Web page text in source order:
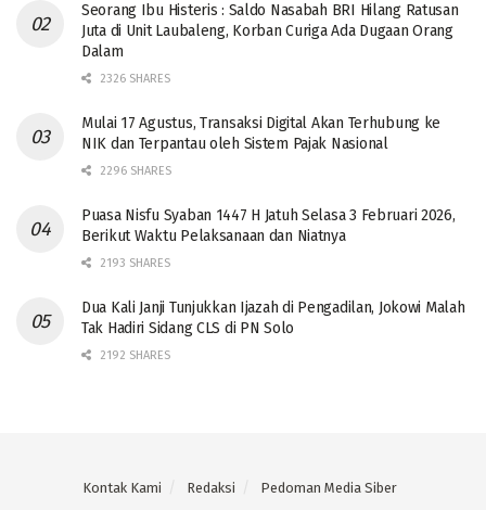
Seorang Ibu Histeris : Saldo Nasabah BRI Hilang Ratusan
Juta di Unit Laubaleng, Korban Curiga Ada Dugaan Orang
Dalam
2326 SHARES
Mulai 17 Agustus, Transaksi Digital Akan Terhubung ke
NIK dan Terpantau oleh Sistem Pajak Nasional
2296 SHARES
Puasa Nisfu Syaban 1447 H Jatuh Selasa 3 Februari 2026,
Berikut Waktu Pelaksanaan dan Niatnya
2193 SHARES
Dua Kali Janji Tunjukkan Ijazah di Pengadilan, Jokowi Malah
Tak Hadiri Sidang CLS di PN Solo
2192 SHARES
Kontak Kami Redaksi Pedoman Media Siber